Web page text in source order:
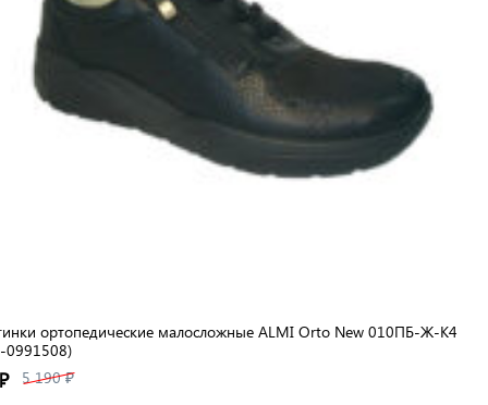
ортопедические малосложные ALMI Orto New 010ПБ-Ж-К4
0991508)
5 190 ₽